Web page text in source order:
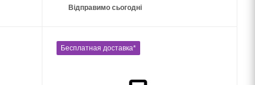
Відправимо сьогодні
Бесплатная доставка*